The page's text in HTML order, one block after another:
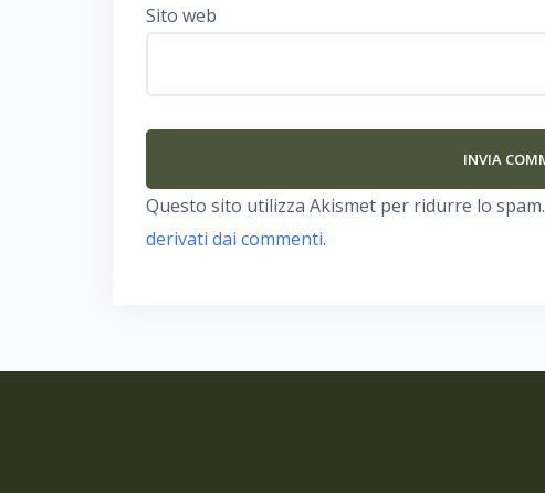
Sito web
Questo sito utilizza Akismet per ridurre lo spam.
derivati dai commenti.